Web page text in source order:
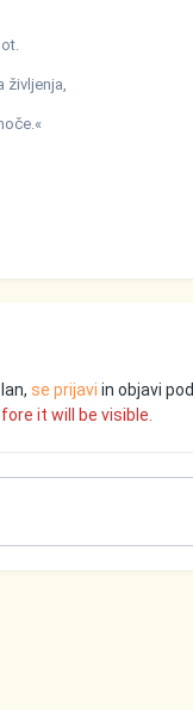
življenja,
se prijavi in objavi
it will be visible.